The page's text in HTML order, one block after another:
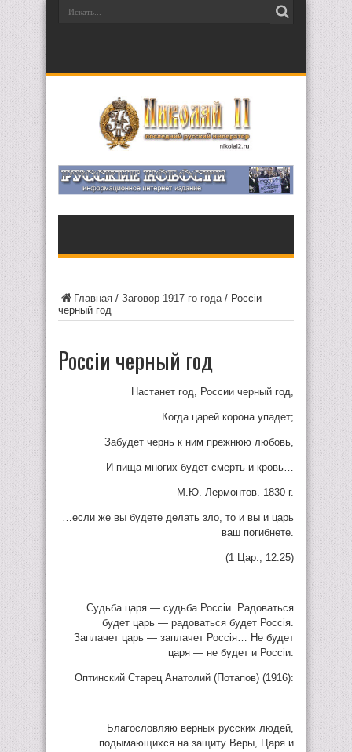
Главная / Заговор 1917-го года/ Россiи
черный год
Россiи черный год
Настанет год, России черный год,
Когда царей корона упадет;
Забудет чернь к ним прежнюю любовь,
И пища многих будет смерть и кровь…
М.Ю. Лермонтов. 1830 г.
…если же вы будете делать зло, то и вы и царь
ваш погибнете.
(1 Цар., 12:25)
Судьба царя — судьба Россiи. Радоваться
будет царь — радоваться будет Россiя.
Заплачет царь — заплачет Россiя… Не будет
царя — не будет и Россiи.
Оптинский Старец Анатолий (Потапов) (1916):
Благословляю верных русских людей,
подымающихся на защиту Веры, Царя и